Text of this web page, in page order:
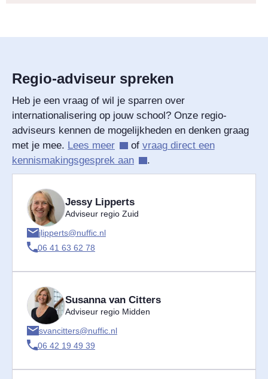
Regio-adviseur spreken
Heb je een vraag of wil je sparren over
internationalisering op jouw school? Onze regio-
adviseurs kennen de mogelijkheden en denken graag
met je mee. Lees meer of vraag direct een
kennismakingsgesprek aan
.
Jessy Lipperts
Adviseur regio Zuid
jlipperts@nuffic.nl
06 41 63 62 78
Susanna van Citters
Adviseur regio Midden
svancitters@nuffic.nl
06 42 19 49 39